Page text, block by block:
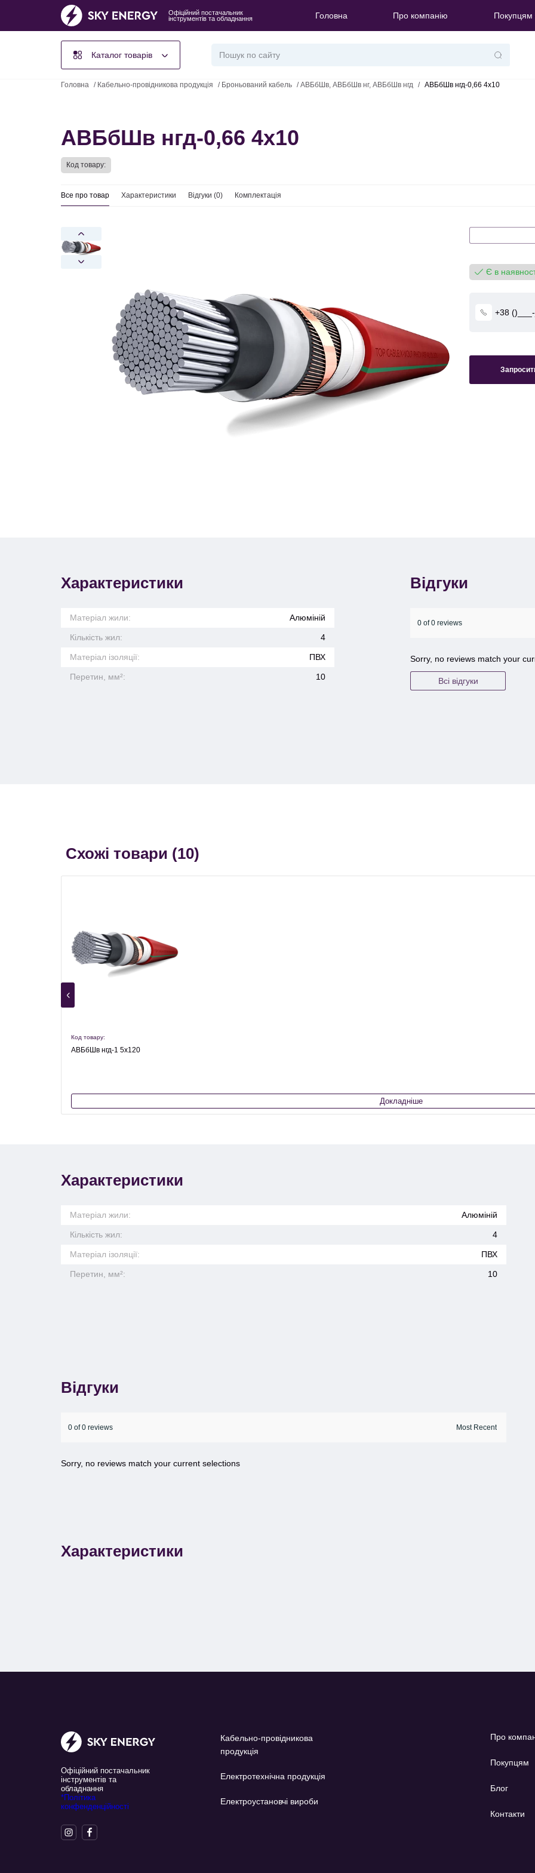
Офіційний постачальник
інструментів та обладнання
Головна Про компанію Покупцям
Каталог товарів
Головна / Кабельно-провідникова продукція / Броньований кабель /АВБбШв, АВБбШв нг, АВБбШв нгд / АВБбШв нгд-0,66 4х10
АВБбШв нгд-0,66 4х10
Код товару:
Все про товар Характеристики Відгуки (0) Комплектація
Є в
Характеристики
Матеріал жили: Алюміній
Кількість жил: 4
Матеріал ізоляції: ПВХ
Перетин, мм²: 10
Відгуки
0 of 0 reviews
Sorry, no reviews match your
Всі відгуки
Схожі товари (10)
Код товару:
АВБбШв нгд-1 5х120
Докладніше
Характеристики
Матеріал жили: Алюміній
Кількість жил: 4
Матеріал ізоляції: ПВХ
Перетин, мм²: 10
Відгуки
0 of 0 reviews
Sorry, no reviews match your current selections
Характеристики
Офіційний постачальник
інструментів та
обладнання
*Політика
конфенденційності
Кабельно-провідникова
продукція
Електротехнічна продукція
Електроустановчі вироби
Про
Покупцям
Блог
Контакти